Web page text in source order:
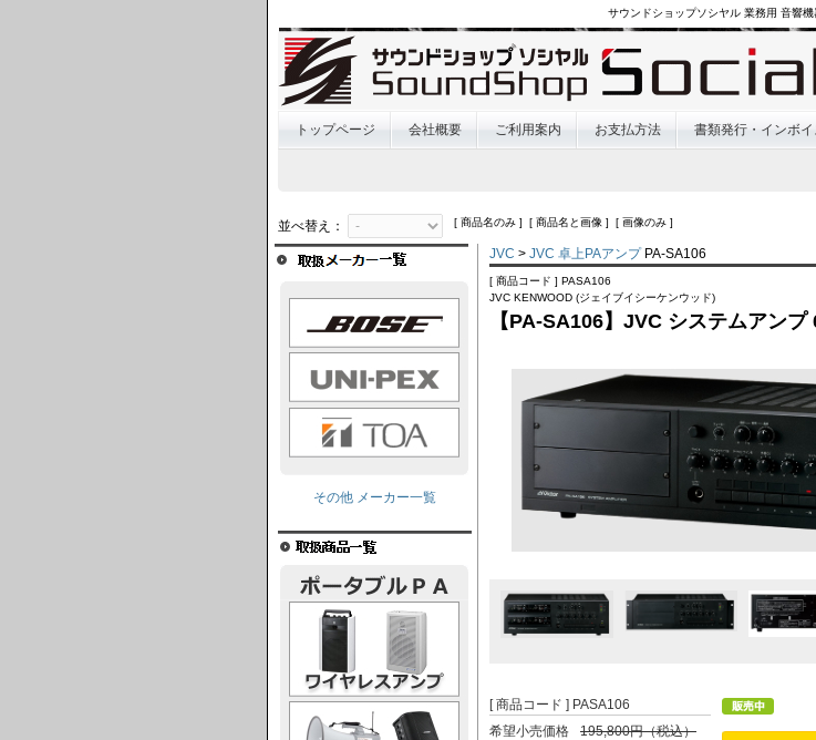
サウンドショップソシヤル 業務用 音響機
トップページ 会社概要 ご利用案内 お支払方法 書類発行・インボイ
並べ替え： [ 商品名のみ ] [ 商品名と画像 ] [ 画像のみ ]
JVC > JVC 卓上PAアンプPA-SA106
[ 商品コード ] PASA106
JVC KENWOOD (ジェイブイシーケンウッド)
【PA-SA106】JVC システムアンプ
[ 商品コード ] PASA106
希望小売価格
195,800円（税込）
その他 メーカー一覧